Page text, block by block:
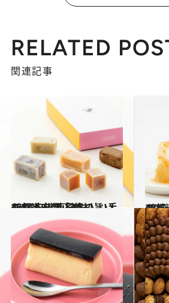
RELATED
関連記事
2021.12.25
47都道府県「美味しい手みやげ」 “東日本の旨いもの”を総まとめ
グルメ 47都道府県「手みや
グル